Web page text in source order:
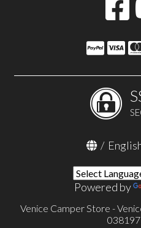
/
Powered by
Venice Camper Store -